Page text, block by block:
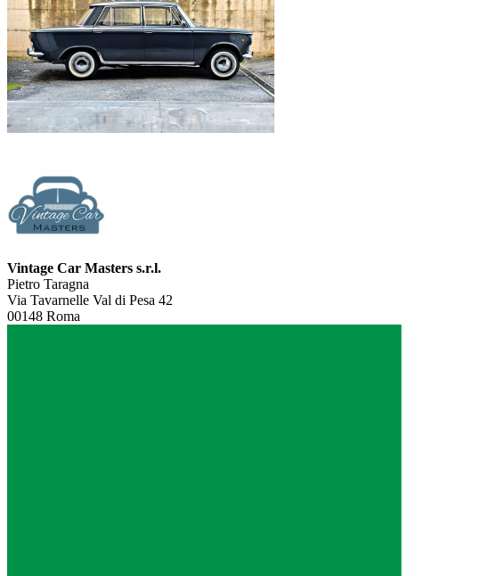
Vintage Car Masters s.r.l.
Pietro Taragna
Via Tavarnelle Val di Pesa 42
00148 Roma